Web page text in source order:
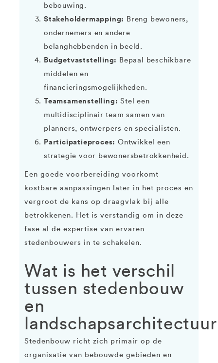
bebouwing.
Stakeholdermapping: Breng bewoners,
ondernemers en andere
belanghebbenden in beeld.
Budgetvaststelling: Bepaal beschikbare
middelen en
financieringsmogelijkheden.
Teamsamenstelling: Stel een
multidisciplinair team samen van
planners, ontwerpers en specialisten.
Participatieproces: Ontwikkel een
strategie voor bewonersbetrokkenheid.
Een goede voorbereiding voorkomt
kostbare aanpassingen later in het proces en
vergroot de kans op draagvlak bij alle
betrokkenen. Het is verstandig om in deze
fase al de expertise van ervaren
stedenbouwers in te schakelen.
Wat is het verschil
tussen stedenbouw
en
Stedenbouw richt zich primair op de
organisatie van bebouwde gebieden en